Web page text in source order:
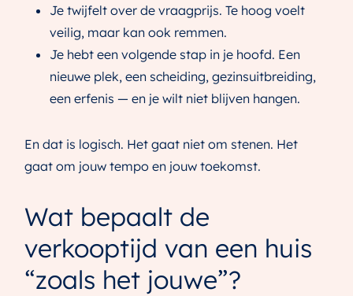
Je twijfelt over de vraagprijs. Te hoog voelt
veilig, maar kan ook remmen.
Je hebt een volgende stap in je hoofd. Een
nieuwe plek, een scheiding, gezinsuitbreiding,
een erfenis — en je wilt niet blijven hangen.
En dat is logisch. Het gaat niet om stenen. Het
gaat om jouw tempo en jouw toekomst.
Wat bepaalt de
verkooptijd van een huis
“zoals het jouwe”?